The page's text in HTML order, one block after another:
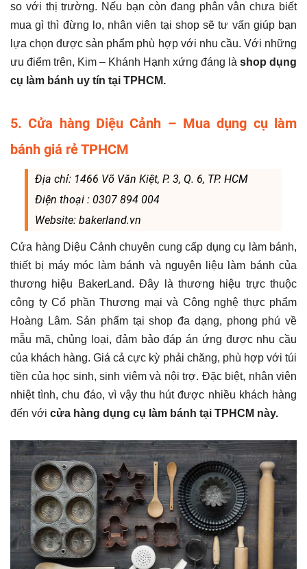
so với thị trường. Nếu bạn còn đang phân vân chưa biết
mua gì thì đừng lo, nhân viên tại shop sẽ tư vấn giúp bạn
lựa chọn được sản phẩm phù hợp với nhu cầu. Với những
ưu điểm trên, Kim – Khánh Hạnh xứng đáng là shop dụng
cụ làm bánh uy tín tại TPHCM.
5. Cửa hàng Diệu Cảnh – Mua dụng cụ làm
bánh giá rẻ TPHCM
Địa chỉ: 1466 Võ Văn Kiệt, P. 3, Q. 6, TP. HCM
Điện thoại : 0307 894 004
Website: bakerland.vn
Cửa hàng Diệu Cảnh chuyên cung cấp dụng cụ làm bánh,
thiết bị máy móc làm bánh và nguyên liệu làm bánh của
thương hiệu BakerLand. Đây là thương hiệu trực thuộc
công ty Cổ phần Thương mại và Công nghệ thực phẩm
Hoàng Lâm. Sản phẩm tại shop đa dạng, phong phú về
mẫu mã, chủng loại, đảm bảo đáp án ứng được nhu cầu
của khách hàng. Giá cả cực kỳ phải chăng, phù hợp với túi
tiền của học sinh, sinh viêm và nội trợ. Đặc biệt, nhân viên
nhiệt tình, chu đáo, vì vậy thu hút được nhiều khách hàng
đến với cửa hàng dụng cụ làm bánh tại TPHCM này.